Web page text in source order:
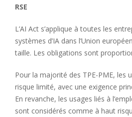
RSE
L’AI Act s’applique à toutes les
systèmes d’IA dans l’Union
taille. Les obligations sont
Pour la majorité des TPE-PME, les
risque limité, avec une exigence
En revanche, les usages liés à
sont considérés comme à haut